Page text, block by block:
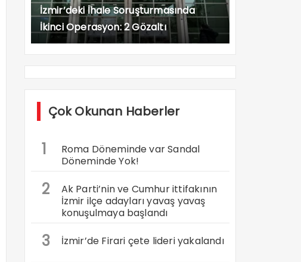
İzmir’deki İhale Soruşturmasında
İkinci Operasyon: 2 Gözaltı
Çok Okunan Haberler
1
Roma Döneminde var Sandal
Döneminde Yok!
2
Ak Parti’nin ve Cumhur ittifakının
İzmir ilçe adayları yavaş yavaş
konuşulmaya başlandı
3 İzmir’de Firari çete lideri yakalandı